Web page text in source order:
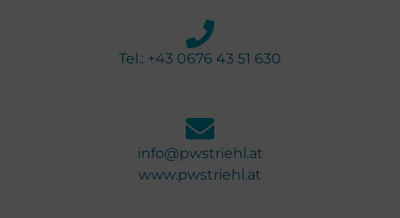
Tel.: +43 0676 43 51 630
info@pwstriehl.at
www.pwstriehl.at